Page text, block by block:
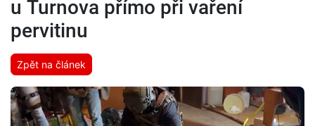
u Turnova přímo při vaření
pervitinu
Zpět na článek